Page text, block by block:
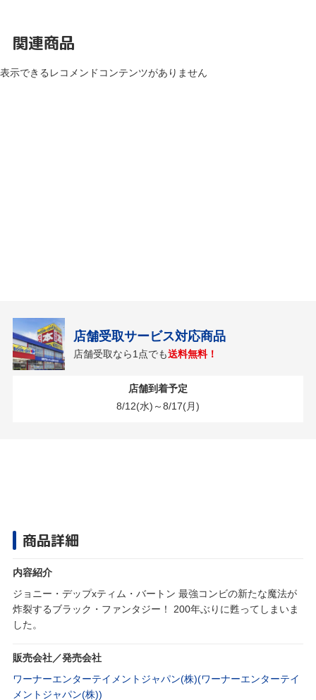
関連商品
表示できるレコメンドコンテンツがありません
店舗受取サービス対応商品
店舗受取なら1点でも送料無料！
店舗到着予定
8/12(水)～8/17(月)
商品詳細
内容紹介
ジョニー・デップxティム・バートン 最強コンビの新たな魔法が
炸裂するブラック・ファンタジー！ 200年ぶりに甦ってしまいま
した。
販売会社／発売会社
ワーナーエンターテイメントジャパン(株)(ワーナーエンターテイ
メントジャパン(株))